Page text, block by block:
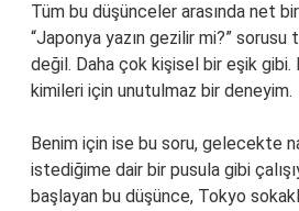
Tüm bu düşünceler arasında net
“Japonya yazın gezilir mi?”
değil. Daha çok kişisel bir eşik gibi.
kimileri için unutulmaz bir deneyim.
Benim için ise bu soru, gelecekte
istediğime dair bir pusula gibi
başlayan bu düşünce, Tokyo